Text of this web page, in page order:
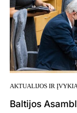
AKTUALIJOS IR
Baltijos